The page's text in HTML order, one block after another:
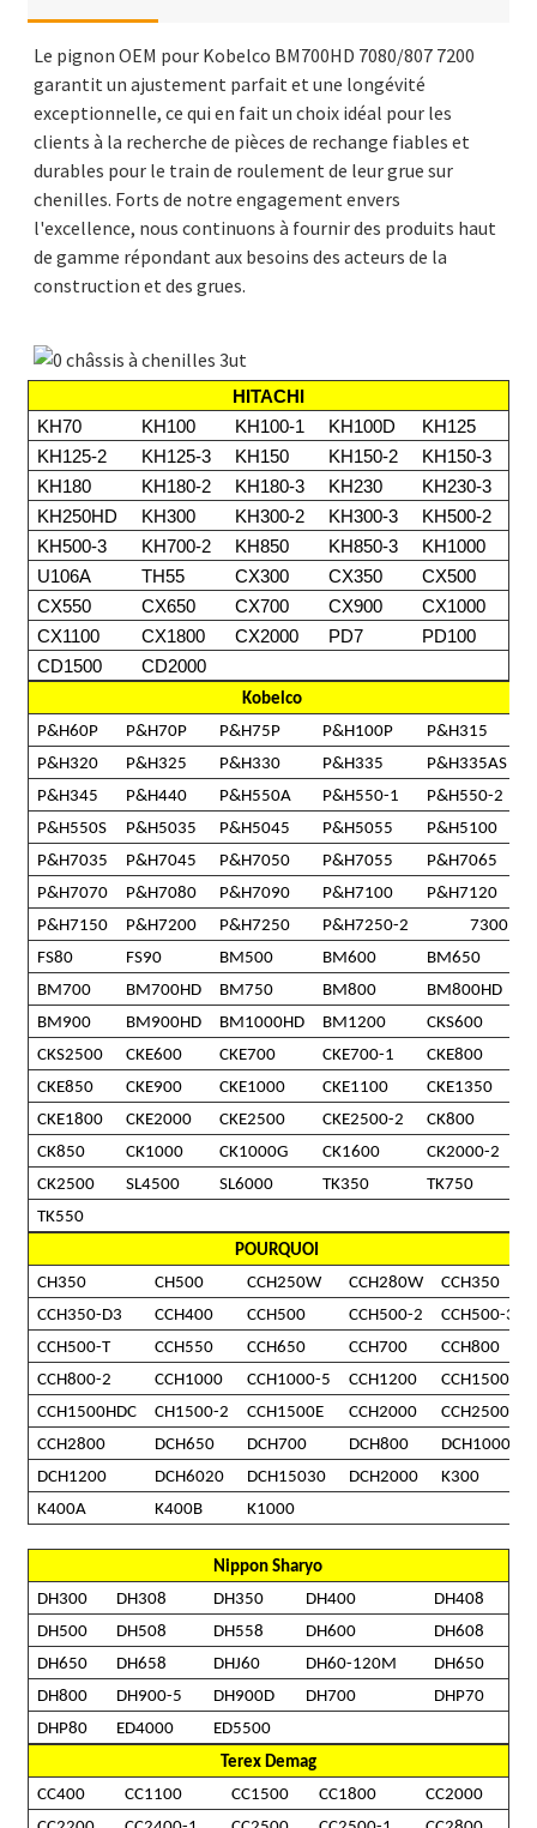
Le pignon OEM pour Kobelco BM700HD 7080/807 7200
garantit un ajustement parfait et une longévité
exceptionnelle, ce qui en fait un choix idéal pour les
clients à la recherche de pièces de rechange fiables et
durables pour le train de roulement de leur grue sur
chenilles. Forts de notre engagement envers
l'excellence, nous continuons à fournir des produits haut
de gamme répondant aux besoins des acteurs de la
construction et des grues.
HITACHI
KH70
KH100 KH100-1 KH100D
KH125
KH125-2
KH125-3 KH150 KH150-2
KH150-3
KH180
KH180-2 KH180-3 KH230
KH230-3
KH250HD
KH300 KH300-2 KH300-3
KH500-2
KH500-3
KH700-2 KH850 KH850-3
KH1000
U106A
TH55 CX300 CX350
CX500
CX550
CX650 CX700 CX900
CX1000
CX1100
CX1800 CX2000 PD7
PD100
CD1500
CD2000
Kobelco
P&H60P
P&H70P P&H75P P&H100P
P&H315
P&H320
P&H325 P&H330 P&H335
P&H335AS
P&H345
P&H440 P&H550A P&H550-1
P&H550-2
P&H550S
P&H5035 P&H5045 P&H5055
P&H5100
P&H7035
P&H7045 P&H7050 P&H7055
P&H7065
P&H7070
P&H7080 P&H7090 P&H7100
P&H7120
P&H7150
P&H7200 P&H7250 P&H7250-2
7300
FS80
FS90 BM500 BM600
BM650
BM700
BM700HD BM750 BM800
BM800HD
BM900
BM900HD BM1000HD BM1200
CKS600
CKS2500
CKE600 CKE700 CKE700-1
CKE800
CKE850
CKE900 CKE1000 CKE1100
CKE1350
CKE1800
CKE2000 CKE2500 CKE2500-2
CK800
CK850
CK1000 CK1000G CK1600
CK2000-2
CK2500
SL4500 SL6000 TK350
TK750
TK550
POURQUOI
CH350
CH500 CCH250W CCH280W
CCH350
CCH350-D3
CCH400 CCH500 CCH500-2
CCH500-3
CCH500-T
CCH550 CCH650 CCH700
CCH800
CCH800-2
CCH1000 CCH1000-5 CCH1200
CCH1500
CCH1500HDC
CH1500-2 CCH1500E CCH2000
CCH2500
CCH2800
DCH650 DCH700 DCH800
DCH1000
DCH1200
DCH6020 DCH15030 DCH2000
K300
K400A
K400B K1000
Nippon Sharyo
DH300
DH308 DH350 DH400
DH408
DH500
DH508 DH558 DH600
DH608
DH650
DH658 DHJ60 DH60-120M
DH650
DH800
DH900-5 DH900D DH700
DHP70
DHP80
ED4000
ED5500
Terex Demag
CC400
CC1100 CC1500 CC1800
CC2000